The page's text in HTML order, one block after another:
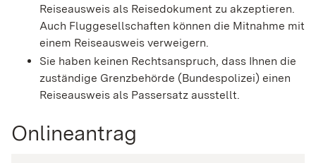
Reiseausweis als Reisedokument zu akzeptieren.
Auch Fluggesellschaften können die Mitnahme mit
einem Reiseausweis verweigern.
Sie haben keinen Rechtsanspruch, dass Ihnen die
zuständige Grenzbehörde (Bundespolizei) einen
Reiseausweis als Passersatz ausstellt.
Onlineantrag